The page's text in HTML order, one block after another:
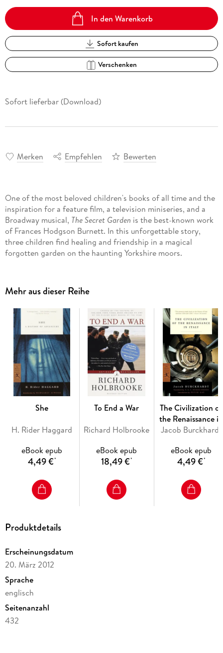
In den Warenkorb
Sofort kaufen
Verschenken
Sofort lieferbar (Download)
Merken Empfehlen Bewerten
One of the most beloved children's books of all time and the
inspiration for a feature film, a television miniseries, and a
Broadway musical, The Secret Garden is the best-known work
of Frances Hodgson Burnett. In this unforgettable story,
three children find healing and friendship in a magical
forgotten garden on the haunting Yorkshire moors.
Mehr aus dieser Reihe
She
H. Rider Haggard
eBook epub
4,49 €*
To End a War
Richard Holbrooke
eBook epub
18,49 €*
The Civilization of
the Renaissance in
Italy
Jacob Burckhardt
eBook epub
4,49 €*
Produktdetails
Erscheinungsdatum
20. März 2012
Sprache
englisch
Seitenanzahl
432